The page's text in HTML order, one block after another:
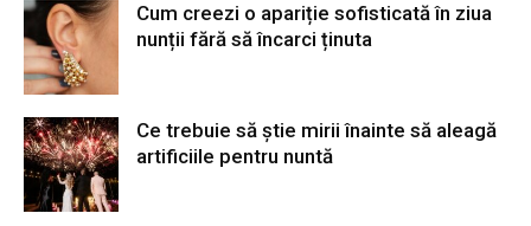
Cum creezi o apariție sofisticată în ziua
nunții fără să încarci ținuta
Ce trebuie să știe mirii înainte să aleagă
artificiile pentru nuntă